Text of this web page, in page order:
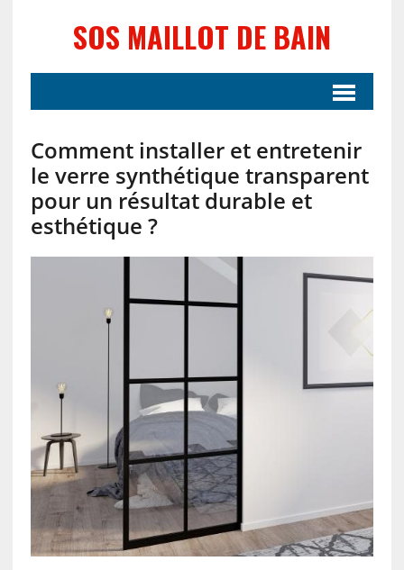
SOS MAILLOT DE BAIN
Comment installer et entretenir
le verre synthétique transparent
pour un résultat durable et
esthétique ?